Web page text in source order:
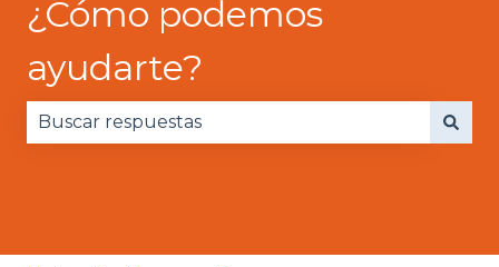
¿Cómo podemos
ayudarte?